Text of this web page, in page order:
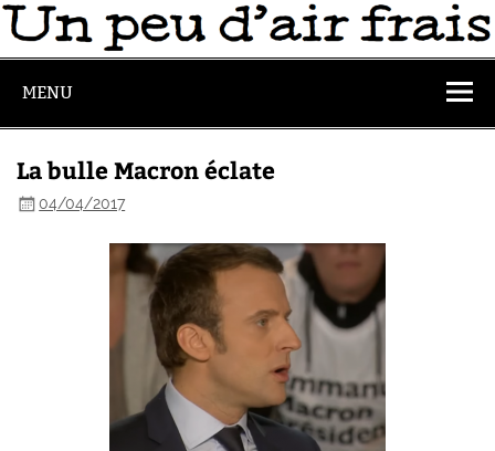
MENU
La bulle Macron éclate
04/04/2017